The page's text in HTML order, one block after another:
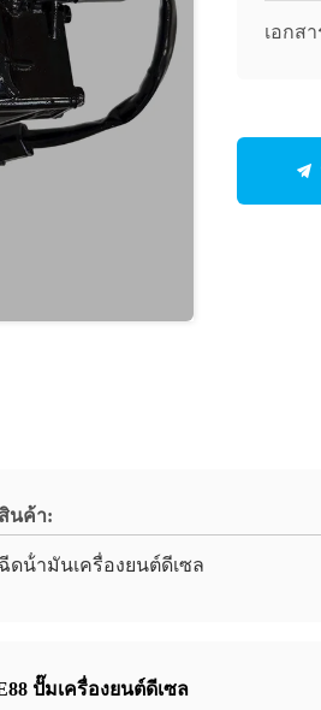
เอกสา
นค้า:
ดน้ํามันเครื่องยนต์ดีเซล
ปั๊มเครื่องยนต์ดีเซล